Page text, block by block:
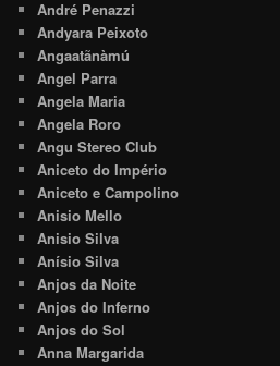
André Penazzi
Andyara Peixoto
Angaatãnàmú
Angel Parra
Angela Maria
Angela Roro
Angu Stereo Club
Aniceto do Império
Aniceto e Campolino
Anisio Mello
Anisio Silva
Anísio Silva
Anjos da Noite
Anjos do Inferno
Anjos do Sol
Anna Margarida